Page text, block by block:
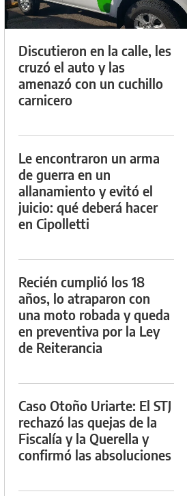
Discutieron en la calle, les
cruzó el auto y las
amenazó con un cuchillo
carnicero
Le encontraron un arma
de guerra en un
allanamiento y evitó el
juicio: qué deberá hacer
en Cipolletti
Recién cumplió los 18
años, lo atraparon con
una moto robada y queda
en preventiva por la Ley
de Reiterancia
Caso Otoño Uriarte: El STJ
rechazó las quejas de la
Fiscalía y la Querella y
confirmó las absoluciones